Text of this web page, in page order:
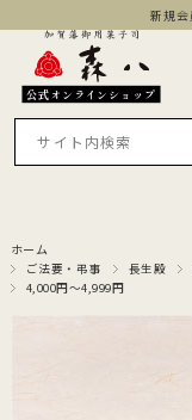
新規
公式オンラインショップ
ホーム
ご法要・弔事 長生殿
4,000円～4,999円